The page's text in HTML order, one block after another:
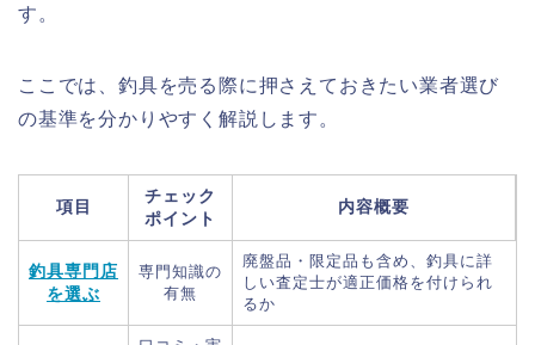
す。
ここでは、釣具を売る際に押さえておきたい業者選び
の基準を分かりやすく解説します。
項目
チェック
ポイント
内容概要
釣具専門店
を選ぶ
専門知識の
有無
廃盤品・限定品も含め、釣具に詳
しい査定士が適正価格を付けられ
るか